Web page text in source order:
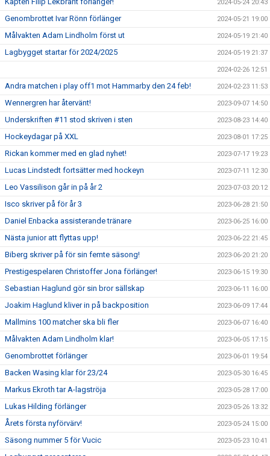
2024-05-24 20:43
Genombrottet Ivar Rönn förlänger 2024-05-21 19:00
Målvakten Adam Lindholm först ut 2024-05-19 21:40
Lagbygget startar för 2024/2025 2024-05-19 21:37
2024-02-26 12:51
Andra matchen i play off1 mot Hammarby den 24 feb! 2024-02-23 11:53
Wennergren har återvänt! 2023-09-07 14:50
Underskriften #11 stod skriven i sten 2023-08-23 14:40
Hockeydagar på XXL 2023-08-01 17:25
Rickan kommer med en glad nyhet! 2023-07-17 19:23
Lucas Lindstedt fortsätter med hockeyn 2023-07-11 12:30
Leo Vassilison går in på år 2 2023-07-03 20:12
Isco skriver på för år 3 2023-06-28 21:50
Daniel Enbacka assisterande tränare 2023-06-25 16:00
Nästa junior att flyttas upp! 2023-06-22 21:45
Biberg skriver på för sin femte säsong! 2023-06-20 21:20
Prestigespelaren Christoffer Jona förlänger! 2023-06-15 19:30
Sebastian Haglund gör sin bror sällskap 2023-06-11 16:00
Joakim Haglund kliver in på backposition 2023-06-09 17:44
Mallmins 100 matcher ska bli fler 2023-06-07 16:40
Målvakten Adam Lindholm klar! 2023-06-05 17:15
Genombrottet förlänger 2023-06-01 19:54
Backen Wasing klar för 23/24 2023-05-30 16:45
Markus Ekroth tar A-lagströja 2023-05-28 17:00
Lukas Hilding förlänger 2023-05-26 13:32
Årets första nyförvärv! 2023-05-24 15:00
Säsong nummer 5 för Vucic 2023-05-23 10:41